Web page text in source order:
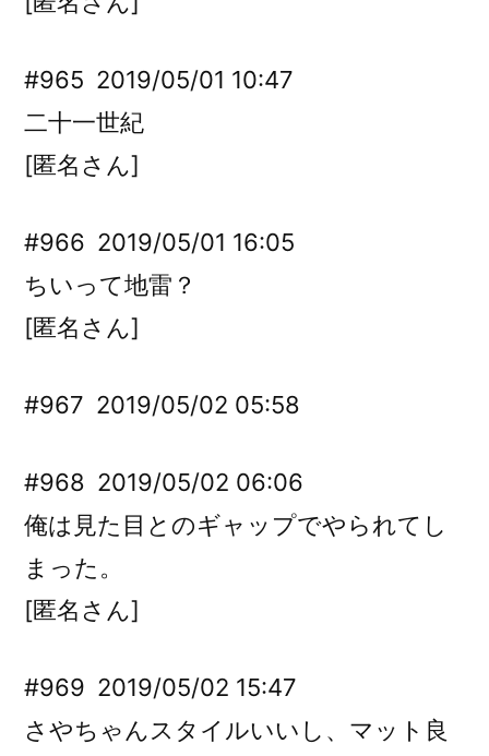
#965 2019/05/01 10:47
二十一世紀
[匿名さん]
#966 2019/05/01 16:05
ちいって地雷？
[匿名さん]
#967 2019/05/02 05:58
#968 2019/05/02 06:06
俺は見た目とのギャップでやられてし
まった。
[匿名さん]
#969 2019/05/02 15:47
さやちゃんスタイルいいし、マット良